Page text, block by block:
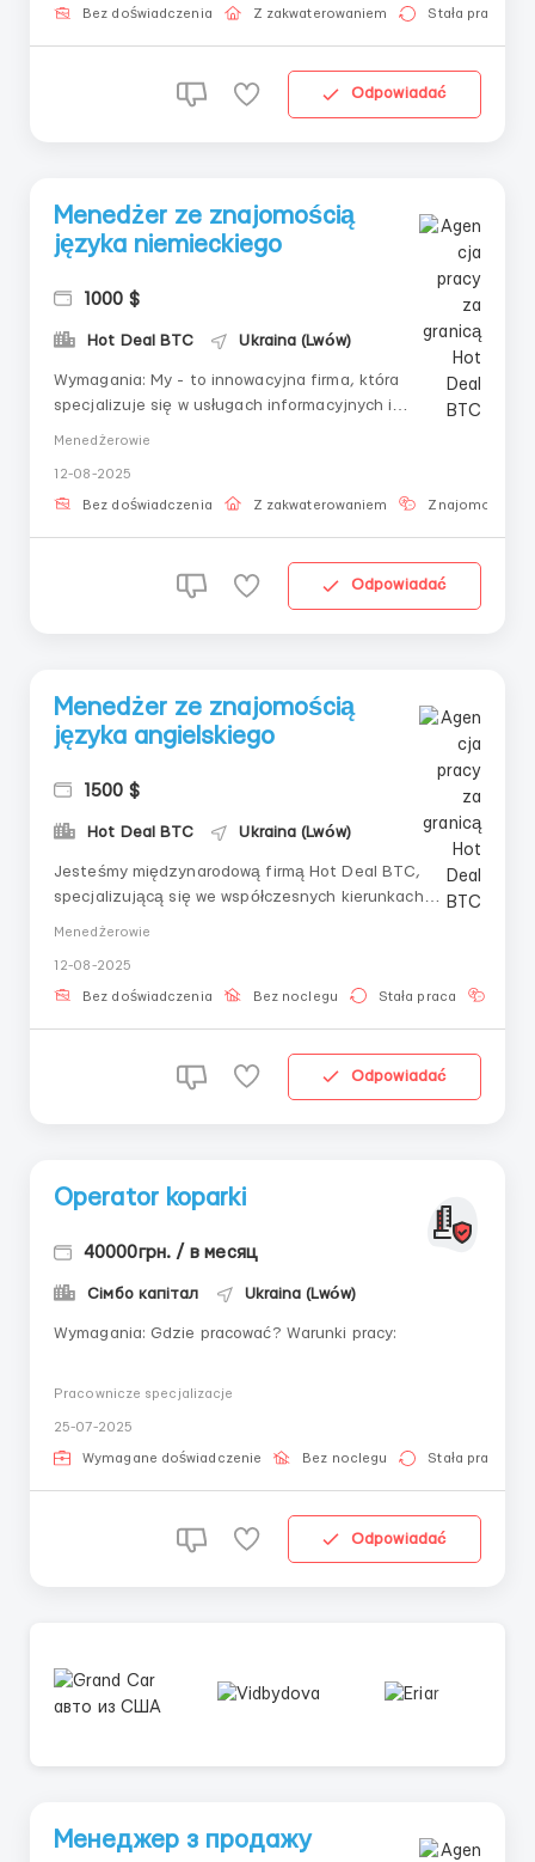
czeskiego lub słowackiego do pracy w mieście
Bez doświadczenia Z zakwaterowaniem Stała praca
Odpowiadać
Menedżer ze znajomością
języka niemieckiego
1000 $
Hot Deal BTC Ukraina (Lwów)
Wymagania: My - to innowacyjna firma, która
specjalizuje się w usługach informacyjnych i
doradczych dla klientów w niszy analizy biznesowej i
zespół pracuje nad tworzeniem unikalnych rozwiązań,
które pomagają partnerom optymalizować ich pracę.
Menedżerowie
12-08-2025
Bez doświadczenia Z zakwaterowaniem Znajomość
Odpowiadać
Menedżer ze znajomością
języka angielskiego
1500 $
Hot Deal BTC Ukraina (Lwów)
Jesteśmy międzynarodową firmą Hot Deal BTC,
specjalizującą się we współczesnych kierunkach
konsultacyjnych w zakresie analityki biznesowej i
wspierania prowadzenia portfeli biznesowych.Jesteśmy
Menedżerowie
12-08-2025
Bez doświadczenia Bez noclegu Stała praca
Odpowiadać
Operator koparki
40000грн. / в месяц
Сімбо капітал Ukraina (Lwów)
Wymagania: Gdzie pracować? Warunki pracy:
Pracownicze specjalizacje
25-07-2025
Wymagane doświadczenie Bez noclegu Stała praca
Odpowiadać
Менеджер з продажу